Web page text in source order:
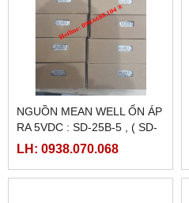
NGUỒN MEAN WELL ỔN ÁP
RA 5VDC : SD-25B-5 , ( SD-
25B-12, SD-25B-24)
LH: 0938.070.068